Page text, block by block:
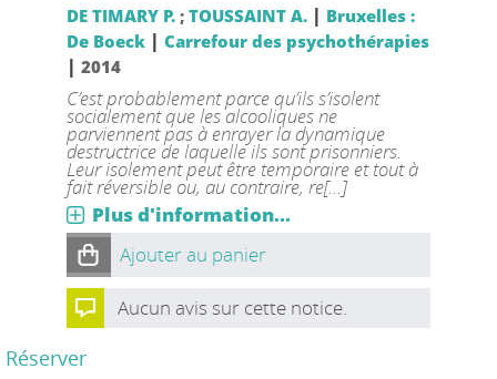
DE TIMARY P.; TOUSSAINT A. | Bruxelles :
De Boeck| Carrefour des psychothérapies
| 2014
C’est probablement parce qu’ils s’isolent
socialement que les alcooliques ne
parviennent pas à enrayer la dynamique
destructrice de laquelle ils sont prisonniers.
Leur isolement peut être temporaire et tout à
fait réversible ou, au contraire, re[...]
Plus d'information...
Ajouter au panier
Aucun avis sur cette notice.
Réserver